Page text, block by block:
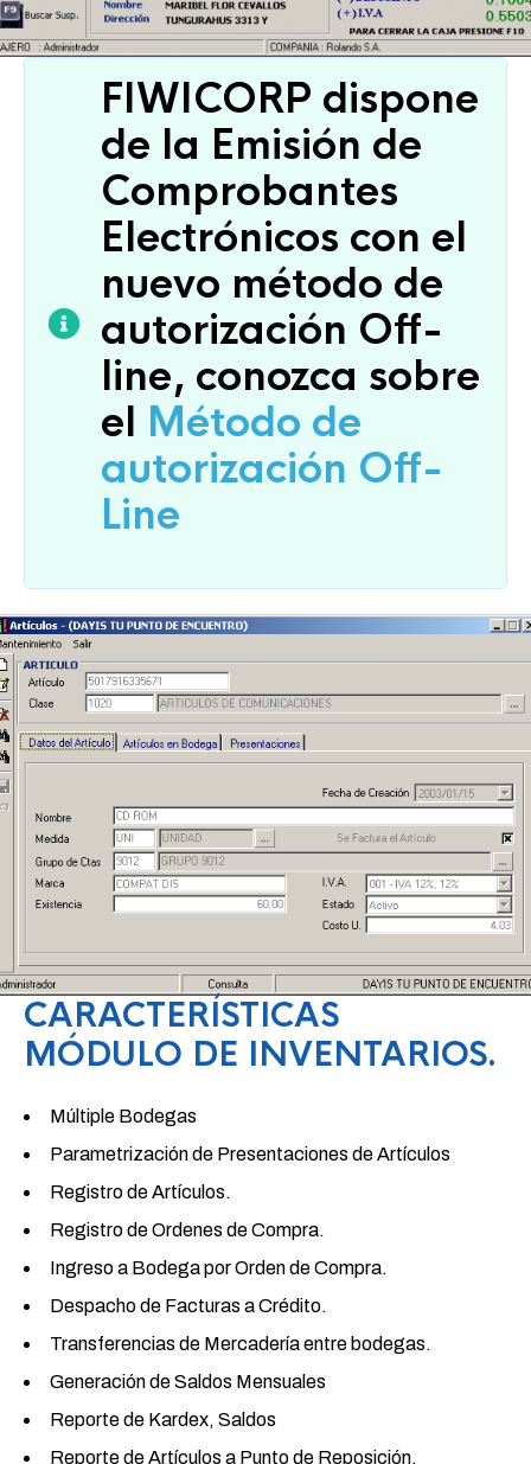
FIWICORP dispone
de la Emisión de
Comprobantes
Electrónicos con el
nuevo método de
autorización Off-
line, conozca sobre
el Método de
autorización Off-
Line
CARACTERÍSTICAS
MÓDULO DE INVENTARIOS.
Múltiple Bodegas
Parametrización de Presentaciones de Artículos
Registro de Artículos.
Registro de Ordenes de Compra.
Ingreso a Bodega por Orden de Compra.
Despacho de Facturas a Crédito.
Transferencias de Mercadería entre bodegas.
Generación de Saldos Mensuales
Reporte de Kardex, Saldos
Reporte de Artículos a Punto de Reposición.